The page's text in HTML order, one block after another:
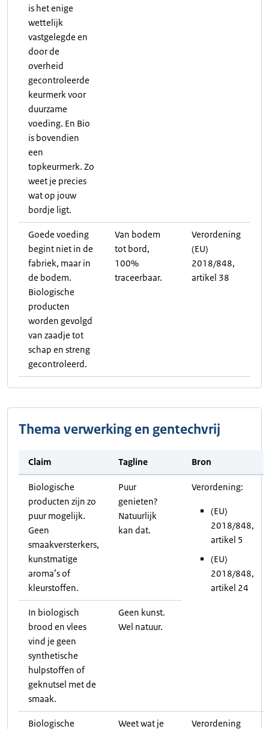
is het enige
wettelijk
vastgelegde en
door de
overheid
gecontroleerde
keurmerk voor
duurzame
voeding. En Bio
is bovendien
een
topkeurmerk. Zo
weet je precies
wat op jouw
bordje ligt.
Goede voeding
begint niet in de
fabriek, maar in
de bodem.
Biologische
producten
worden gevolgd
van zaadje tot
schap en streng
gecontroleerd.
Van bodem
tot bord,
100%
traceerbaar.
Verordening
(EU)
2018/848,
artikel 38
Thema verwerking en gentechvrij
Claim Tagline Bron
Biologische
producten zijn zo
puur mogelijk.
Geen
smaakversterkers,
kunstmatige
aroma’s of
kleurstoffen.
Puur
genieten?
Natuurlijk
kan dat.
Verordening:
(EU)
2018/848,
artikel 5
(EU)
2018/848,
artikel 24
In biologisch
brood en vlees
vind je geen
synthetische
hulpstoffen of
geknutsel met de
smaak.
Geen kunst.
Wel natuur.
Biologische Weet wat je Verordening